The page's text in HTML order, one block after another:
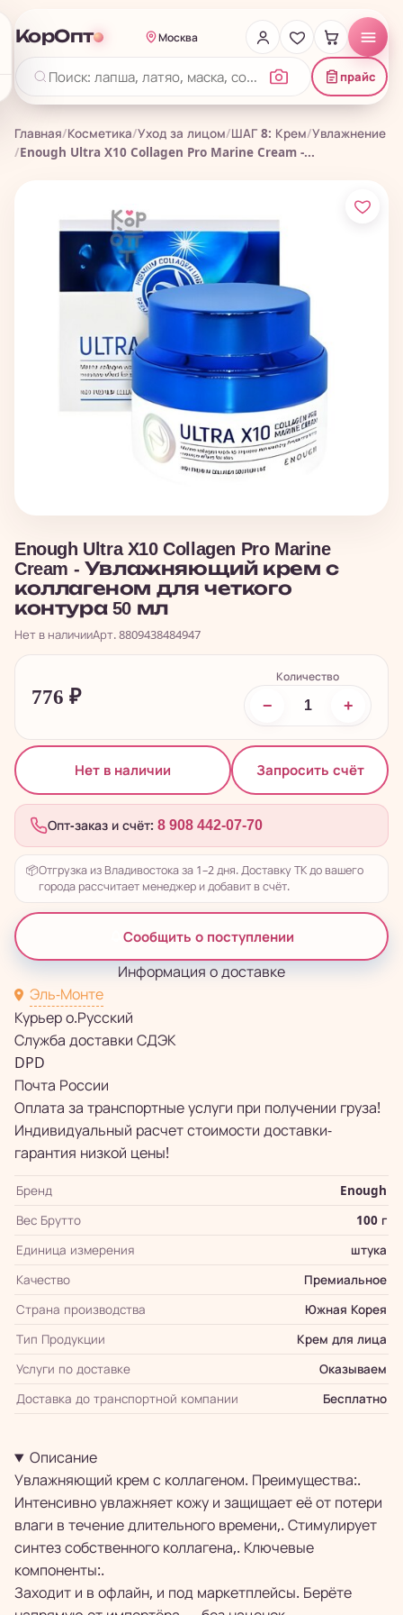
КорОпт Москва
прайс
Главная/Косметика/Уход за лицом/ШАГ 8: Крем/Увлажнение
/Enough Ultra X10 Collagen Pro Marine Cream -...
Enough Ultra X10 Collagen Pro Marine
Cream - Увлажняющий крем с
коллагеном для четкого
контура 50 мл
Нет в наличииАрт. 8809438484947
776 ₽
Количество
− +
Нет в наличии Запросить счёт
Опт-заказ и счёт: 8 908 442-07-70
📦Отгрузка из Владивостока за 1–2 дня. Доставку ТК до вашего
города рассчитает менеджер и добавит в счёт.
Сообщить о поступлении
Информация о доставке
Эль-Монте
Курьер о.Русский
Служба доставки СДЭК
DPD
Почта России
Оплата за транспортные услуги при получении груза!
Индивидуальный расчет стоимости доставки-
гарантия низкой цены!
Бренд
Enough
Вес Брутто
100 г
Единица измерения
штука
Качество
Премиальное
Страна производства
Южная Корея
Тип Продукции
Крем для лица
Услуги по доставке
Оказываем
Доставка до транспортной компании
Бесплатно
Описание
Увлажняющий крем с коллагеном. Преимущества:.
Интенсивно увлажняет кожу и защищает её от потери
влаги в течение длительного времени,. Стимулирует
синтез собственного коллагена,. Ключевые
компоненты:.
Заходит и в офлайн, и под маркетплейсы. Берёте